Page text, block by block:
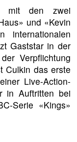
mit den zwei
und «Kevin
Gaststar in der
Verpflichtung
Culkin das erste
Live-Action-
in Auftritten bei
Serie «Kings»